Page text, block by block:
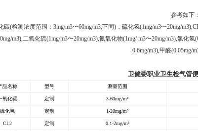
参考如下：
碳(检测浓度范围：3mg/m3〜60mg/m3,下同)，硫化氢(1mg/m3〜20mg/
m3),二氧化硫(1mg/m3〜20mg/m3),氮氧化物(1mg/ m3〜20mg/m3),氯化
0.6mg/m3),甲醛(0.05mg/
卫健委职业卫生检气管
品名称 型号 测量范围
氧化碳 定制 3-60mg/m³
硫化氢 定制 1-20mg/m³
CL2 定制 0.1-2mg/m³